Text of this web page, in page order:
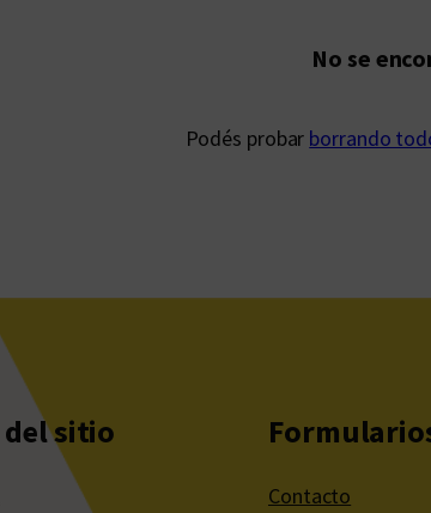
No se
Podés probar borrando
del sitio
Contacto